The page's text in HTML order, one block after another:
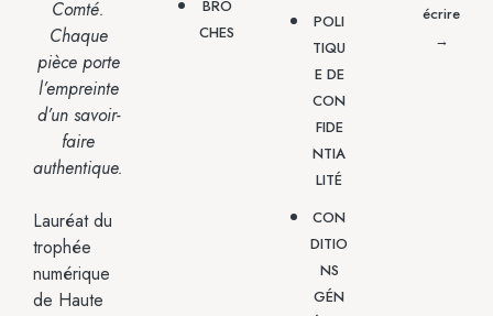
Comté.
Chaque
pièce porte
l’empreinte
d’un savoir-
faire
authentique.
Lauréat du
trophée
numérique
de Haute
BRO
CHES
POLI
TIQU
E DE
CON
FIDE
NTIA
LITÉ
CON
DITIO
NS
GÉN
écrire
→